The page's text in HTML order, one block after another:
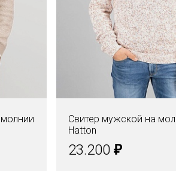
Свитер мужской на
Hatton
23.200 ₽